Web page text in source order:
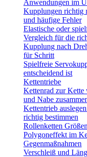
Anwendungen im
Kupplungen richtig
und häufige Fehler
Elastische oder
Vergleich für die
Kupplung nach
für Schritt
Spielfreie
entscheidend ist
Kettentriebe
Kettenrad zur Kette
und Nabe
Kettentrieb
richtig bestimmen
Rollenketten
Polygoneffekt im
Gegenmaßnahmen
Verschleiß und